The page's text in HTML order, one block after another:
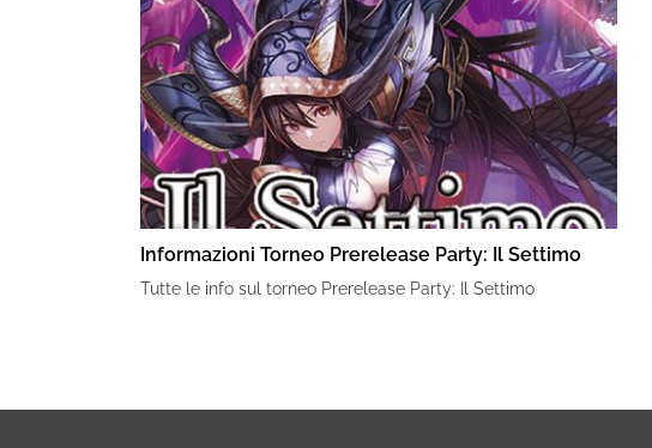
Informazioni Torneo Prerelease Party: Il Settimo
Tutte le info sul torneo Prerelease Party: Il Settimo